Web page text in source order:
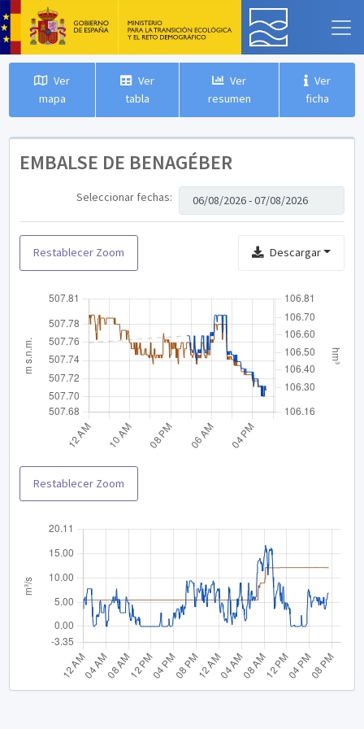
Ver
mapa
Ver
tabla
Ver
resumen
Ver
ficha
EMBALSE DE BENAGÉBER
Seleccionar fechas:
Restablecer Zoom Descargar
Restablecer Zoom